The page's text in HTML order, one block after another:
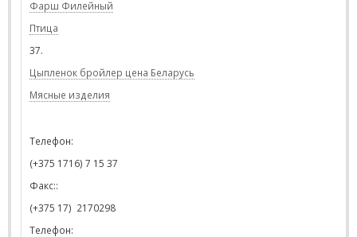
Фарш Филейный
Птица
37.
Цыпленок бройлер цена Беларусь
Мясные изделия
Телефон:
(+375 1716) 7 15 37
Факс::
(+375 17) 2170298
Телефон: